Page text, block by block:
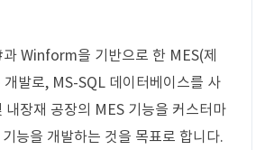
Winform을 기반으로 한 MES(제
발로, MS-SQL 데이터베이스를 사
내장재 공장의 MES 기능을 커스터마
능을 개발하는 것을 목표로 합니다.